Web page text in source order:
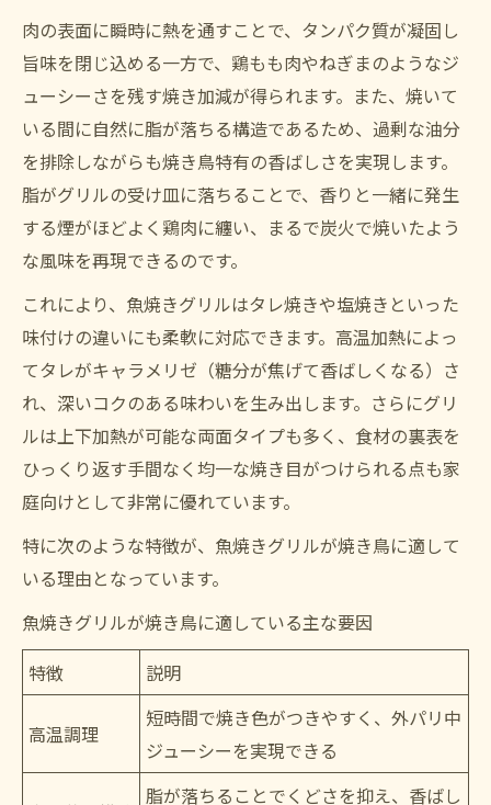
肉の表面に瞬時に熱を通すことで、タンパク質が凝固し
旨味を閉じ込める一方で、鶏もも肉やねぎまのようなジ
ューシーさを残す焼き加減が得られます。また、焼いて
いる間に自然に脂が落ちる構造であるため、過剰な油分
を排除しながらも焼き鳥特有の香ばしさを実現します。
脂がグリルの受け皿に落ちることで、香りと一緒に発生
する煙がほどよく鶏肉に纏い、まるで炭火で焼いたよう
な風味を再現できるのです。
これにより、魚焼きグリルはタレ焼きや塩焼きといった
味付けの違いにも柔軟に対応できます。高温加熱によっ
てタレがキャラメリゼ（糖分が焦げて香ばしくなる）さ
れ、深いコクのある味わいを生み出します。さらにグリ
ルは上下加熱が可能な両面タイプも多く、食材の裏表を
ひっくり返す手間なく均一な焼き目がつけられる点も家
庭向けとして非常に優れています。
特に次のような特徴が、魚焼きグリルが焼き鳥に適して
いる理由となっています。
魚焼きグリルが焼き鳥に適している主な要因
特徴
説明
高温調理
短時間で焼き色がつきやすく、外パリ中
ジューシーを実現できる
脂が落ちることでくどさを抑え、香ばし